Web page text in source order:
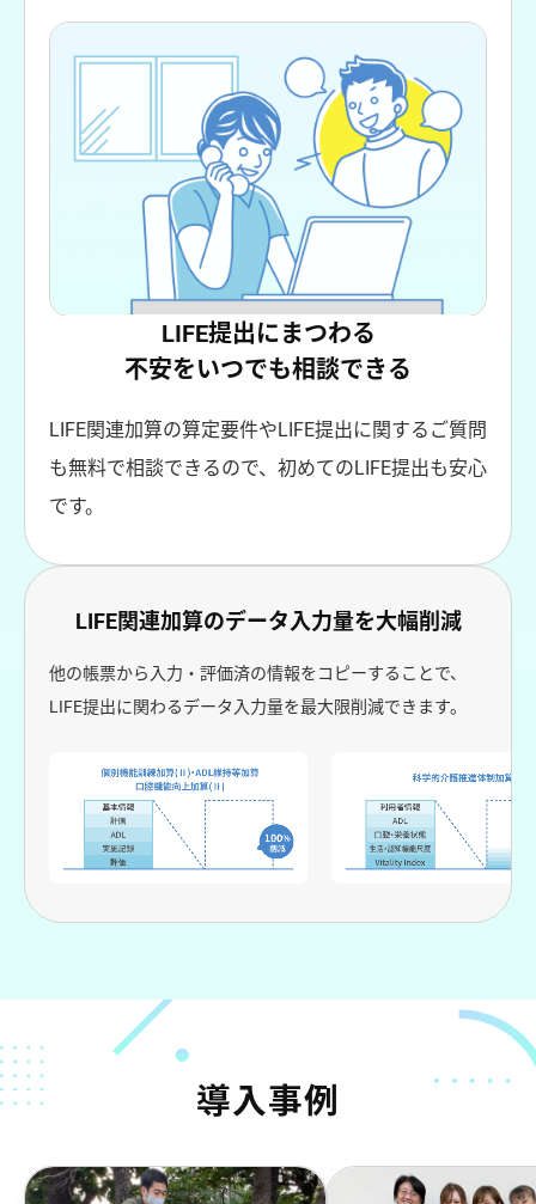
LIFE提出にまつわる
不安をいつでも相談できる
LIFE関連加算の算定要件やLIFE提出に関するご質問
も無料で相談できるので、初めてのLIFE提出も安心
です。
LIFE関連加算のデータ入力量を大幅削減
他の帳票から入力・評価済の情報をコピーすることで、
LIFE提出に関わるデータ入力量を最大限削減できます。
導入事例